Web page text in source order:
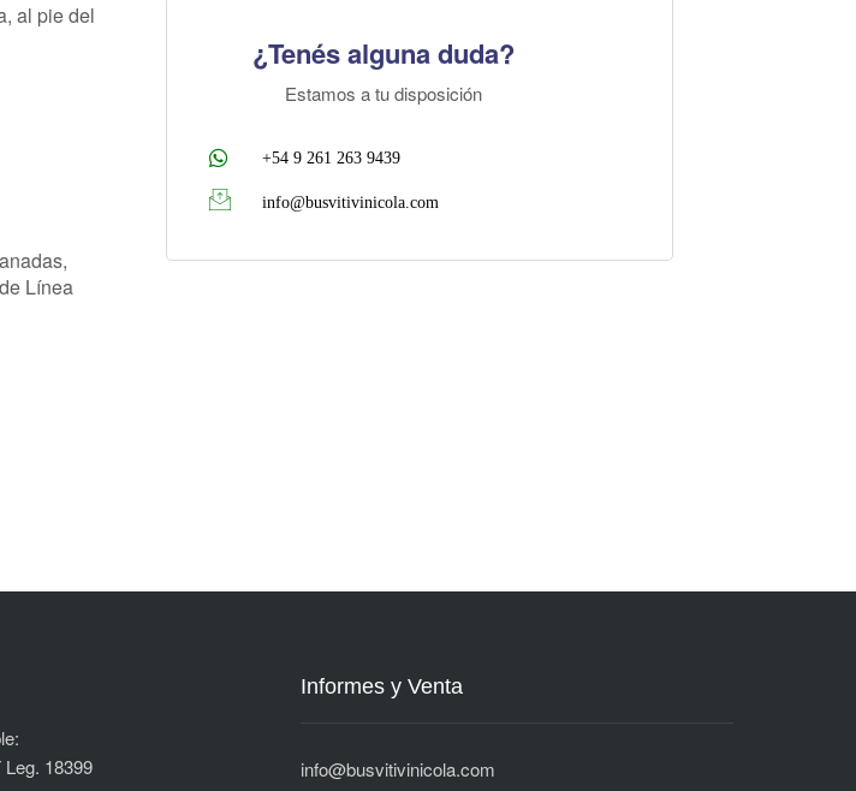
al pie del
Línea
¿Tenés alguna duda?
Estamos a tu disposición
+54 9 261 263 9439
info@busvitivinicola.com
18399
Informes y Venta
info@busvitivinicola.com